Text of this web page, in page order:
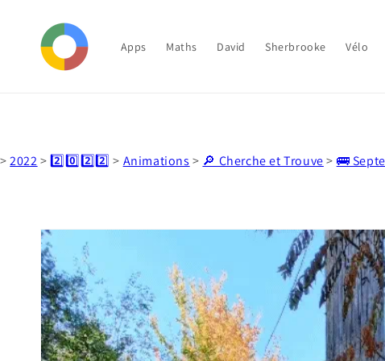
contenu
Apps Maths David Sherbrooke Vélo
>2022> 2️⃣0️⃣2️⃣2️⃣ > Animations > 🔎 Cherche et Trouve> 🚌
Passer aux
informations
produits